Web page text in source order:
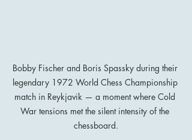
Bobby Fischer and Boris Spassky during their
legendary 1972 World Chess Championship
match in Reykjavik — a moment where Cold
War tensions met the silent intensity of the
chessboard.